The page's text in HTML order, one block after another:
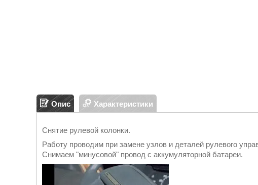
Опис Характеристики
Снятие рулевой колонки.
Работу проводим при замене узлов и деталей рулевого
Снимаем "минусовой" провод с аккумуляторной батареи.